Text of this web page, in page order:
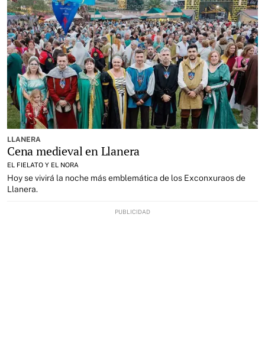
LLANERA
Cena medieval en Llanera
EL FIELATO Y EL NORA
Hoy se vivirá la noche más emblemática de los Exconxuraos de
Llanera.